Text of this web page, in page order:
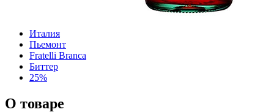
Италия
Пьемонт
Fratelli Branca
Биттер
25%
О товаре